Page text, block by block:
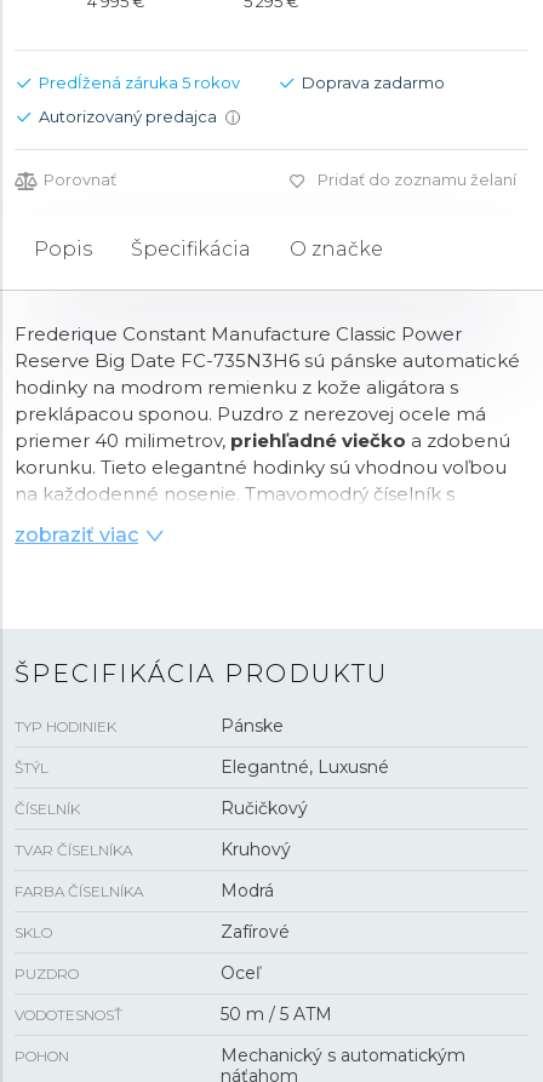
Predĺžená záruka 5 rokov
Doprava zadarmo
Autorizovaný predajca
i
Porovnať Pridať do zoznamu želaní
Popis Špecifikácia O značke
Frederique Constant Manufacture Classic Power
Reserve Big Date FC-735N3H6 sú pánske automatické
hodinky na modrom remienku z kože aligátora s
preklápacou sponou. Puzdro z nerezovej ocele má
priemer 40 milimetrov, priehľadné viečko a zdobenú
korunku. Tieto elegantné hodinky sú vhodnou voľbou
na každodenné nosenie. Tmavomodrý číselník s
efektom slnečného brusu, indikáciou dátumu v
prevedení big date, ukazovateľom rezervy náťahu a
manufaktúrnystrojček FC-735 s automatickým
a rezervou chodu približne
strojček s funkciou hackingu je možné v prípade
Vodotesnosť hodiniek je5 ATM
dažďu a pri sprchovaní.
zobraziť viac
ŠPECIFIKÁCIA PRODUKTU
TYP HODINIEK Pánske
ŠTÝL Elegantné, Luxusné
ČÍSELNÍK Ručičkový
TVAR ČÍSELNÍKA Kruhový
FARBA ČÍSELNÍKA Modrá
SKLO Zafírové
PUZDRO Oceľ
VODOTESNOSŤ 50 m / 5 ATM
POHON
Mechanický s automatickým
náťahom